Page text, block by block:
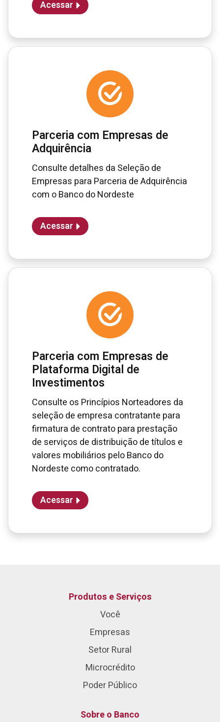
Acessar
Parceria com Empresas de
Adquirência
Consulte detalhes da Seleção de
Empresas para Parceria de Adquirência
com o Banco do Nordeste
Acessar
Parceria com Empresas de
Plataforma Digital de
Investimentos
Consulte os Princípios Norteadores da
seleção de empresa contratante para
firmatura de contrato para prestação
de serviços de distribuição de títulos e
valores mobiliários pelo Banco do
Nordeste como contratado.
Acessar
Produtos e Serviços
Você
Empresas
Setor Rural
Microcrédito
Poder Público
Sobre o Banco